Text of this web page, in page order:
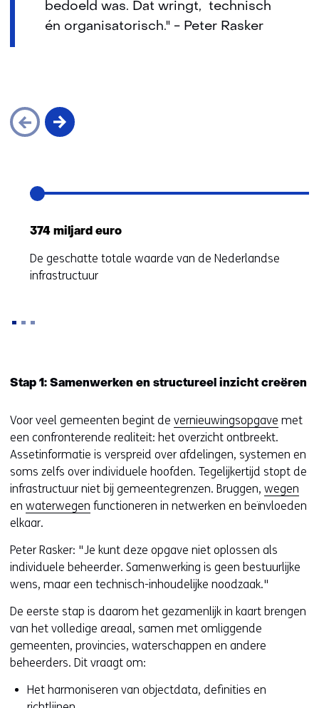
bedoeld was. Dat wringt, technisch
én organisatorisch." - Peter Rasker
374 miljard euro
De geschatte totale waarde van de Nederlandse
infrastructuur
naar
Stap 1: Samenwerken en structureel inzicht creëren
Voor veel gemeenten begint de vernieuwingsopgave met
een confronterende realiteit: het overzicht ontbreekt.
Assetinformatie is verspreid over afdelingen, systemen en
soms zelfs over individuele hoofden. Tegelijkertijd stopt de
infrastructuur niet bij gemeentegrenzen. Bruggen, wegen
en waterwegen functioneren in netwerken en beïnvloeden
elkaar.
Peter Rasker: "Je kunt deze opgave niet oplossen als
individuele beheerder. Samenwerking is geen bestuurlijke
wens, maar een technisch-inhoudelijke noodzaak."
De eerste stap is daarom het gezamenlijk in kaart brengen
van het volledige areaal, samen met omliggende
gemeenten, provincies, waterschappen en andere
beheerders. Dit vraagt om:
Het harmoniseren van objectdata, definities en